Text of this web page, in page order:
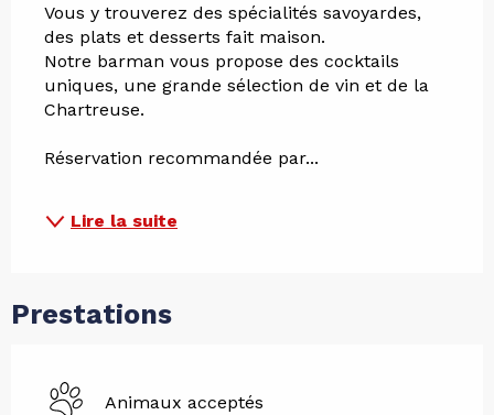
Vous y trouverez des spécialités savoyardes,
des plats et desserts fait maison.
Notre barman vous propose des cocktails
uniques, une grande sélection de vin et de la
Chartreuse.
Réservation recommandée par...
Lire la suite
Prestations
Animaux acceptés